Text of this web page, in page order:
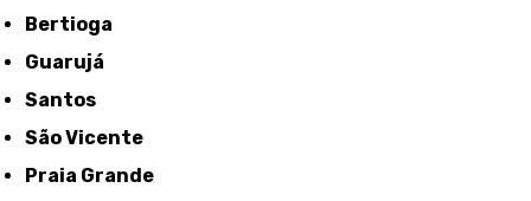
Bertioga
Guarujá
Santos
São Vicente
Praia Grande